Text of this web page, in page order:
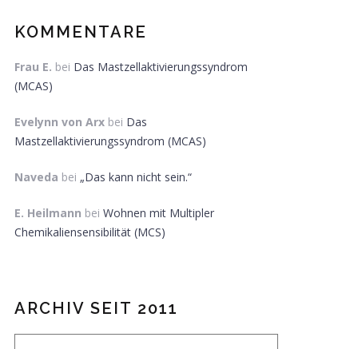
KOMMENTARE
Frau E. bei Das Mastzellaktivierungssyndrom
(MCAS)
Evelynn von Arx bei Das
Mastzellaktivierungssyndrom (MCAS)
Naveda bei „Das kann nicht sein.“
E. Heilmann bei Wohnen mit Multipler
Chemikaliensensibilität (MCS)
ARCHIV SEIT 2011